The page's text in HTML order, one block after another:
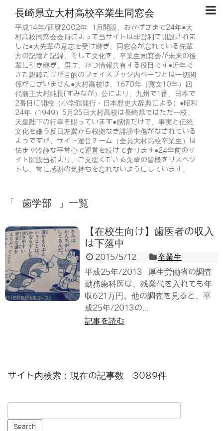
長崎県立大村高校卒業生同窓会
平成14年/西暦2002年 1月開設、おかげさまで24年●大
村高校同窓会会員によって当サイトは非営利で開設されま
した●大先輩の意志を受け継ぎ、同窓会が忘れている先輩
方の記憶と記録、そして文化を、卒業生同窓会が未来の後
輩に引き継ぎ、届け、かつ情報共有する役目です●近年で
きた親睦だけが目的のフェイスブック内ページとは一切関
係がございません●大村高校は、1670年（寛文10年）四
代藩主大村純長(すみなが）公により、九州で1番、日本で
2番目に開校（小学館発行・日本歴史大辞典による）●昭和
24年（1949）5月25日大村高校は長崎県ではただ一校、
天皇陛下の行幸を賜っています●感情だけで、事実と伝統
文化を嫌う反日左翼から根拠なき誹謗中傷がなされている
ようですが、サイト運営チーム（全員大村高校卒業生）は
怯まず冷静な平常心で運営を続けて参ります●24年前のサ
イト開設当初より、ご支援くださる先輩の皆様をリスペク
トし、常に感謝の気持ちを忘れないようにしています。
「 歯学部 」一覧
【在校生向け】歯医者の収入
は下落中
2015/5/12
卒業生
平成25年/2013 厚生労働省の調査
勤務歯科医は、残業代を入れても年
収621万円。他の調査を見ると、平
成25年/2013の...
記事を読む
サイト内検索：現在の記事数 3089件